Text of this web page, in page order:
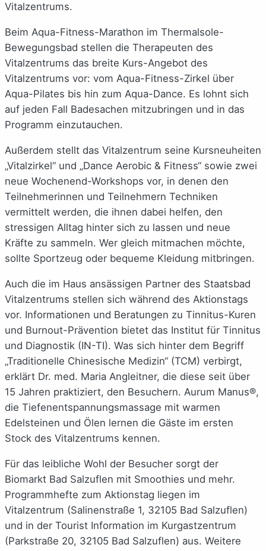
Vitalzentrums.
Beim Aqua-Fitness-Marathon im Thermalsole-
Bewegungsbad stellen die Therapeuten des
Vitalzentrums das breite Kurs-Angebot des
Vitalzentrums vor: vom Aqua-Fitness-Zirkel über
Aqua-Pilates bis hin zum Aqua-Dance. Es lohnt sich
auf jeden Fall Badesachen mitzubringen und in das
Programm einzutauchen.
Außerdem stellt das Vitalzentrum seine Kursneuheiten
„Vitalzirkel“ und „Dance Aerobic & Fitness“ sowie zwei
neue Wochenend-Workshops vor, in denen den
Teilnehmerinnen und Teilnehmern Techniken
vermittelt werden, die ihnen dabei helfen, den
stressigen Alltag hinter sich zu lassen und neue
Kräfte zu sammeln. Wer gleich mitmachen möchte,
sollte Sportzeug oder bequeme Kleidung mitbringen.
Auch die im Haus ansässigen Partner des Staatsbad
Vitalzentrums stellen sich während des Aktionstags
vor. Informationen und Beratungen zu Tinnitus-Kuren
und Burnout-Prävention bietet das Institut für Tinnitus
und Diagnostik (IN-TI). Was sich hinter dem Begriff
„Traditionelle Chinesische Medizin“ (TCM) verbirgt,
erklärt Dr. med. Maria Angleitner, die diese seit über
15 Jahren praktiziert, den Besuchern. Aurum Manus®,
die Tiefenentspannungsmassage mit warmen
Edelsteinen und Ölen lernen die Gäste im ersten
Stock des Vitalzentrums kennen.
Für das leibliche Wohl der Besucher sorgt der
Biomarkt Bad Salzuflen mit Smoothies und mehr.
Programmhefte zum Aktionstag liegen im
Vitalzentrum (Salinenstraße 1, 32105 Bad Salzuflen)
und in der Tourist Information im Kurgastzentrum
(Parkstraße 20, 32105 Bad Salzuflen) aus. Weitere